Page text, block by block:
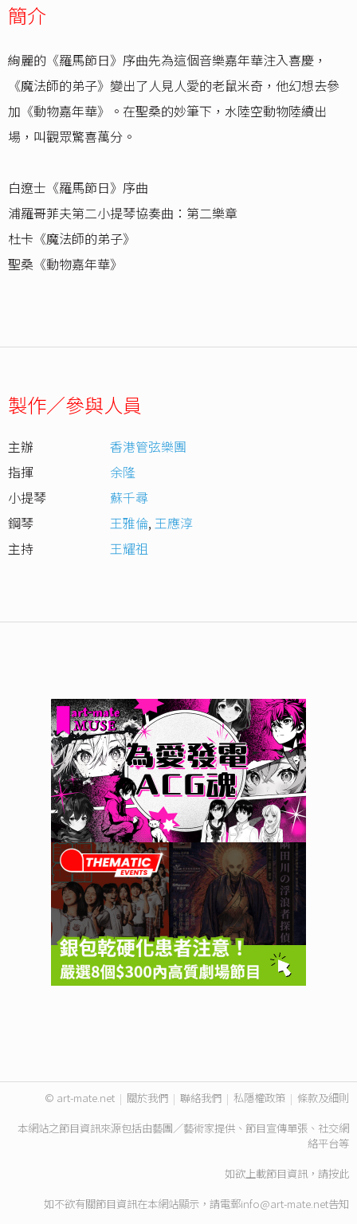
簡介
絢麗的《羅馬節日》序曲先為這個音樂嘉年華注入喜慶，
《魔法師的弟子》變出了人見人愛的老鼠米奇，他幻想去參
加《動物嘉年華》。在聖桑的妙筆下，水陸空動物陸續出
場，叫觀眾驚喜萬分。
白遼士《羅馬節日》序曲
浦羅哥菲夫第二小提琴協奏曲：第二樂章
杜卡《魔法師的弟子》
聖桑《動物嘉年華》
製作／參與人員
主辦
香港管弦樂團
指揮
余隆
小提琴
蘇千尋
鋼琴
王雅倫,王應淳
主持
王耀祖
© art-mate.net | 關於我們 | 聯絡我們 | 私隱權政策 | 條款及細則
本網站之節目資訊來源包括由藝團／藝術家提供、節目宣傳單張、社交網
絡平台等
如欲上載節目資訊，請按此
如不欲有關節目資訊在本網站顯示，請電郵info@art-mate.net告知